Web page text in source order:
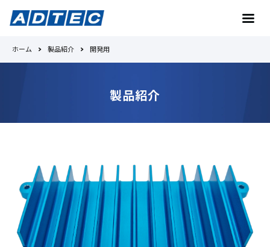
Toradexとは
No.1の理由
製品紹介
お問い合わせ
ホーム 製品紹介 開発用
製品紹介